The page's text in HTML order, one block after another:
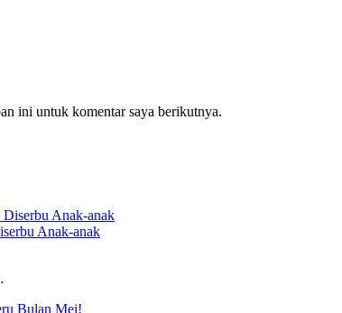
ini untuk komentar saya berikutnya.
Anak-anak